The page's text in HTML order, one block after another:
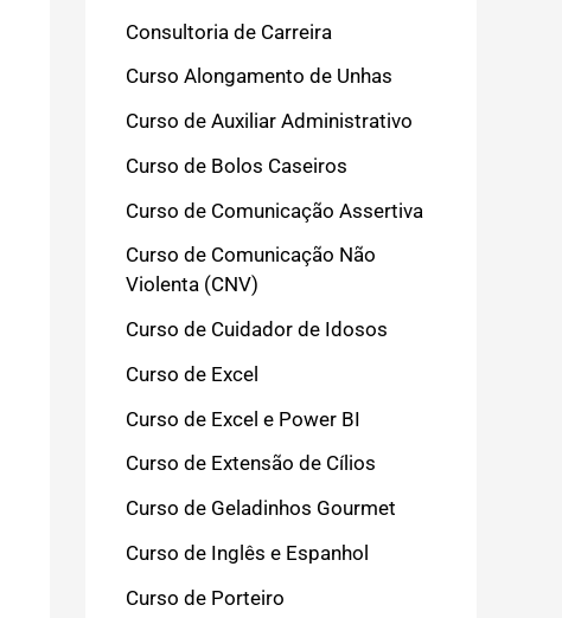
Consultoria de Carreira
Curso Alongamento de Unhas
Curso de Auxiliar Administrativo
Curso de Bolos Caseiros
Curso de Comunicação Assertiva
Curso de Comunicação Não
Violenta (CNV)
Curso de Cuidador de Idosos
Curso de Excel
Curso de Excel e Power BI
Curso de Extensão de Cílios
Curso de Geladinhos Gourmet
Curso de Inglês e Espanhol
Curso de Porteiro